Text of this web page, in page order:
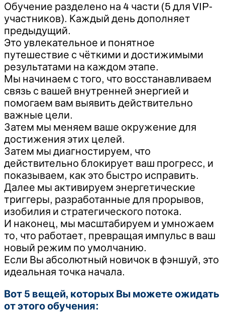
Обучение разделено на 4 части (5 для VIP-
участников). Каждый день дополняет
предыдущий.
Это увлекательное и понятное
путешествие с чёткими и достижимыми
результатами на каждом этапе.
Мы начинаем с того, что восстанавливаем
связь с вашей внутренней энергией и
помогаем вам выявить действительно
важные цели.
Затем мы меняем ваше окружение для
достижения этих целей.
Затем мы диагностируем, что
действительно блокирует ваш прогресс, и
показываем, как это быстро исправить.
Далее мы активируем энергетические
триггеры, разработанные для прорывов,
изобилия и стратегического потока.
И наконец, мы масштабируем и умножаем
то, что работает, превращая импульс в ваш
новый режим по умолчанию.
Если Вы абсолютный новичок в фэншуй, это
идеальная точка начала.
Вот 5 вещей, которых Вы можете ожидать
от этого обучения: